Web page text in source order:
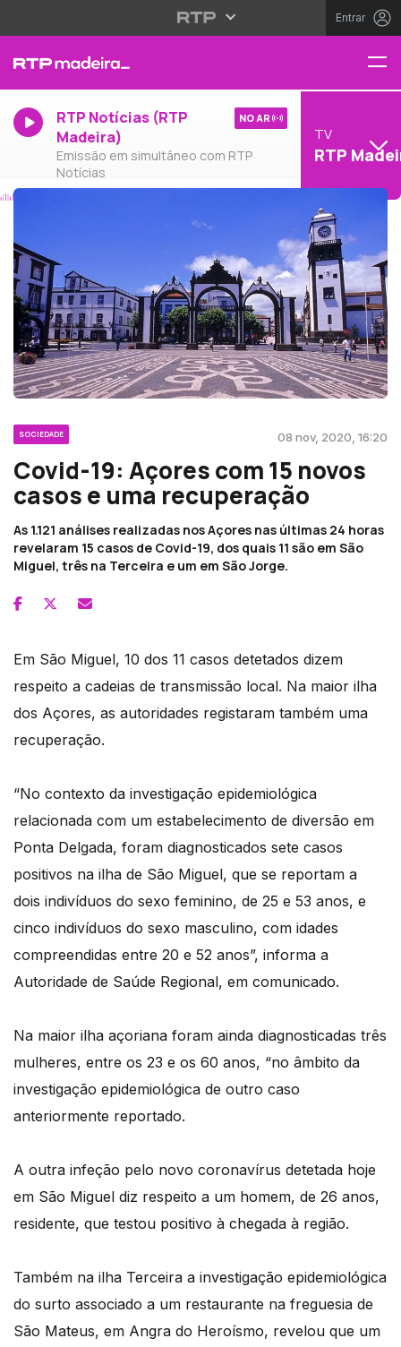
Entrar
RTP Notícias (RTP
Madeira)
Emissão em simultâneo com RTP
Notícias
NO AR
TV
RTP
SOCIEDADE 08 nov, 2020, 16:20
Covid-19: Açores com 15 novos
casos e uma recuperação
As 1.121 análises realizadas nos Açores nas últimas 24 horas
revelaram 15 casos de Covid-19, dos quais 11 são em São
Miguel, três na Terceira e um em São Jorge.
Em São Miguel, 10 dos 11 casos detetados dizem
respeito a cadeias de transmissão local. Na maior ilha
dos Açores, as autoridades registaram também uma
recuperação.
“No contexto da investigação epidemiológica
relacionada com um estabelecimento de diversão em
Ponta Delgada, foram diagnosticados sete casos
positivos na ilha de São Miguel, que se reportam a
dois indivíduos do sexo feminino, de 25 e 53 anos, e
cinco indivíduos do sexo masculino, com idades
compreendidas entre 20 e 52 anos”, informa a
Autoridade de Saúde Regional, em comunicado.
Na maior ilha açoriana foram ainda diagnosticadas três
mulheres, entre os 23 e os 60 anos, “no âmbito da
investigação epidemiológica de outro caso
anteriormente reportado.
A outra infeção pelo novo coronavírus detetada hoje
em São Miguel diz respeito a um homem, de 26 anos,
residente, que testou positivo à chegada à região.
Também na ilha Terceira a investigação epidemiológica
do surto associado a um restaurante na freguesia de
São Mateus, em Angra do Heroísmo, revelou que um